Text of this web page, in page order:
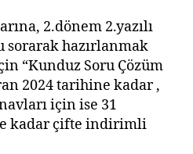
2.dönem 2.yazılı
sorarak hazırlanmak
“Kunduz Soru Çözüm
2024 tarihine kadar ,
için ise 31
kadar çifte indirimli